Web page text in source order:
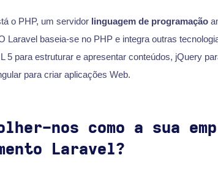
o PHP, um servidor linguagem de programação
Laravel baseia-se no PHP e integra outras
5 para estruturar e apresentar conteúdos, jQuery
para criar aplicações Web.
nos como a sua
Laravel?